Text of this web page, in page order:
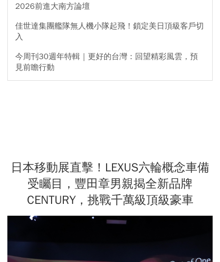
2026前進大南方論壇
佳世達集團艦隊無人機小隊起飛！鎖定美日頂級客戶切
入
今周刊30週年特輯｜更好的台灣：回望精彩風雲，預
見前瞻行動
日本移動展直擊！LEXUS六輪概念車備
受矚目，豐田章男親揭全新品牌
CENTURY，挑戰千萬級頂級豪車